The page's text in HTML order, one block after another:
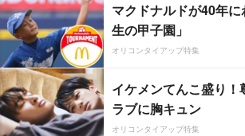
マクドナルドが40年
生の甲子園」
オリコンタイアップ特集
イケメンてんこ盛り
ラブに胸キュン
オリコンタイアップ特集